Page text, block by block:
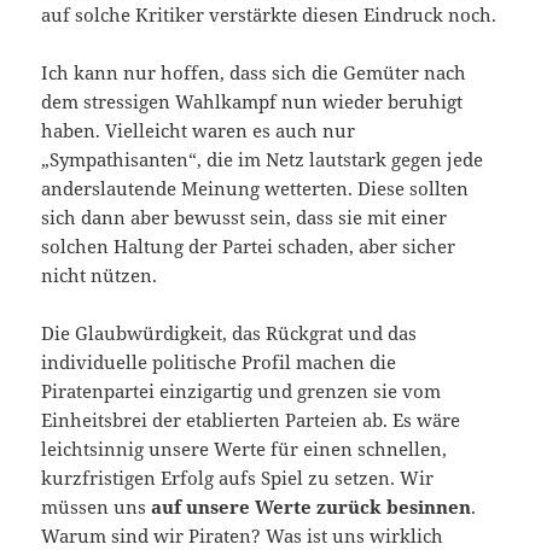
auf solche Kritiker verstärkte diesen Eindruck noch.
Ich kann nur hoffen, dass sich die Gemüter nach
dem stressigen Wahlkampf nun wieder beruhigt
haben. Vielleicht waren es auch nur
„Sympathisanten“, die im Netz lautstark gegen jede
anderslautende Meinung wetterten. Diese sollten
sich dann aber bewusst sein, dass sie mit einer
solchen Haltung der Partei schaden, aber sicher
nicht nützen.
Die Glaubwürdigkeit, das Rückgrat und das
individuelle politische Profil machen die
Piratenpartei einzigartig und grenzen sie vom
Einheitsbrei der etablierten Parteien ab. Es wäre
leichtsinnig unsere Werte für einen schnellen,
kurzfristigen Erfolg aufs Spiel zu setzen. Wir
müssen unsauf unsere Werte zurück besinnen.
Warum sind wir Piraten? Was ist uns wirklich